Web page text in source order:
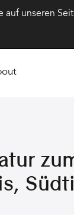
unseren